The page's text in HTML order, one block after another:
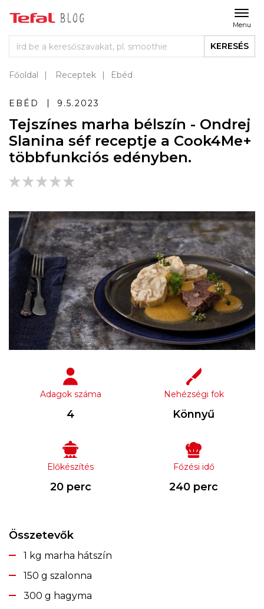
Menu
KERESÉS
Főoldal Receptek Ebéd
EBÉD 9.5.2023
Tejszínes marha bélszín - Ondrej
Slanina séf receptje a Cook4Me+
többfunkciós edényben.
Adagok száma
4
Nehézségi fok
Könnyű
Előkészítés
20 perc
Főzési idő
240 perc
Összetevők
1 kg marha hátszín
150 g szalonna
300 g hagyma